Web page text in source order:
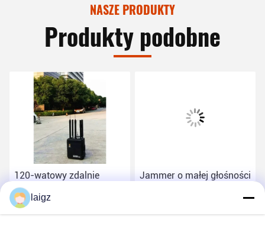
NASZE PRODUKTY
Produkty podobne
120-watowy zdalnie
sterowany Jammer, 100-
metrowy mobilny Jammer
Jammer o małej głośności
bezprzewodowych 20-
laigz